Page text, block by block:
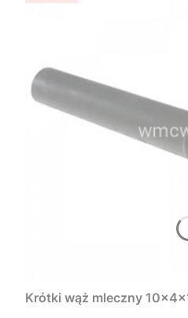
Krótki wąż mleczny